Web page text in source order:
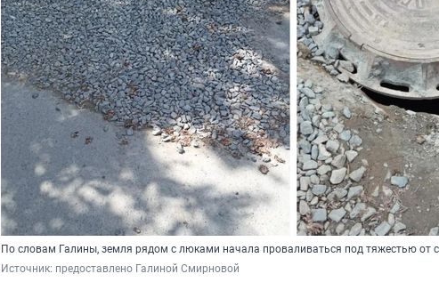
По словам Галины, земля рядом с люками начала проваливаться под тяжестью от
Источник: предоставлено Галиной Смирновой